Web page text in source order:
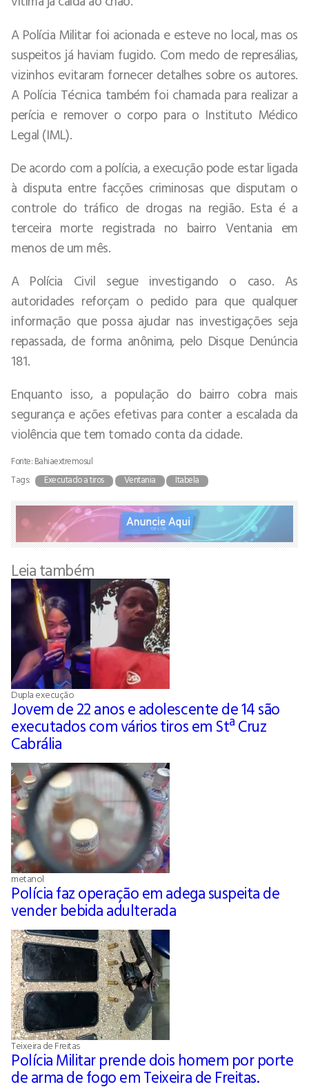
A Polícia Militar foi acionada e esteve no local, mas os
suspeitos já haviam fugido. Com medo de represálias,
vizinhos evitaram fornecer detalhes sobre os autores.
A Polícia Técnica também foi chamada para realizar a
perícia e remover o corpo para o Instituto Médico
Legal (IML).
De acordo com a polícia, a execução pode estar ligada
à disputa entre facções criminosas que disputam o
controle do tráfico de drogas na região. Esta é a
terceira morte registrada no bairro Ventania em
menos de um mês.
A Polícia Civil segue investigando o caso. As
autoridades reforçam o pedido para que qualquer
informação que possa ajudar nas investigações seja
repassada, de forma anônima, pelo Disque Denúncia
181.
Enquanto isso, a população do bairro cobra mais
segurança e ações efetivas para conter a escalada da
violência que tem tomado conta da cidade.
Fonte: Bahiaextremosul
Tags:
Executado a tiros Ventania Itabela
Leia também
Dupla execução
Jovem de 22 anos e adolescente de 14 são
executados com vários tiros em Stª Cruz
Cabrália
metanol
Polícia faz operação em adega suspeita de
vender bebida adulterada
Teixeira de Freitas
Polícia Militar prende dois homem por porte
de arma de fogo em Teixeira de Freitas.